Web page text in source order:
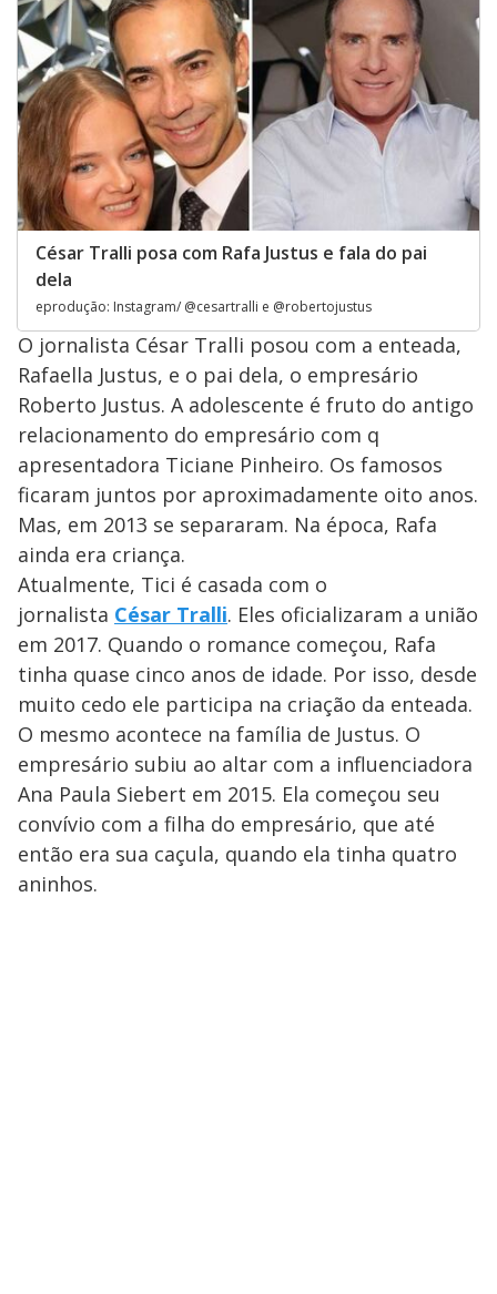
César Tralli posa com Rafa Justus e fala do pai
dela
eprodução: Instagram/ @cesartralli e @robertojustus
O jornalista César Tralli posou com a enteada,
Rafaella Justus, e o pai dela, o empresário
Roberto Justus. A adolescente é fruto do antigo
relacionamento do empresário com q
apresentadora Ticiane Pinheiro. Os famosos
ficaram juntos por aproximadamente oito anos.
Mas, em 2013 se separaram. Na época, Rafa
ainda era criança.
Atualmente, Tici é casada com o
jornalista César Tralli. Eles oficializaram a união
em 2017. Quando o romance começou, Rafa
tinha quase cinco anos de idade. Por isso, desde
muito cedo ele participa na criação da enteada.
O mesmo acontece na família de Justus. O
empresário subiu ao altar com a influenciadora
Ana Paula Siebert em 2015. Ela começou seu
convívio com a filha do empresário, que até
então era sua caçula, quando ela tinha quatro
aninhos.